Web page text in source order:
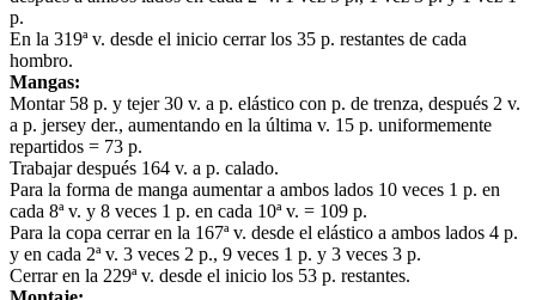
p.
En la 319ª v. desde el inicio cerrar los 35 p. restantes de cada
hombro.
Mangas:
Montar 58 p. y tejer 30 v. a p. elástico con p. de trenza, después 2 v.
a p. jersey der., aumentando en la última v. 15 p. uniformemente
repartidos = 73 p.
Trabajar después 164 v. a p. calado.
Para la forma de manga aumentar a ambos lados 10 veces 1 p. en
cada 8ª v. y 8 veces 1 p. en cada 10ª v. = 109 p.
Para la copa cerrar en la 167ª v. desde el elástico a ambos lados 4 p.
y en cada 2ª v. 3 veces 2 p., 9 veces 1 p. y 3 veces 3 p.
Cerrar en la 229ª v. desde el inicio los 53 p. restantes.